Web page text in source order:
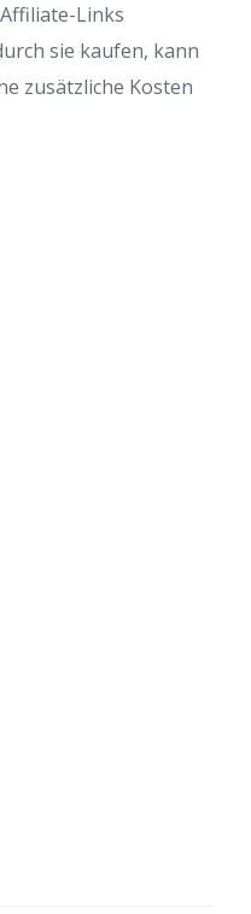
Links
sie kaufen, kann
zusätzliche Kosten